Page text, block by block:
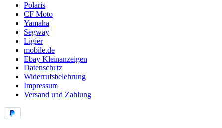
Polaris
CF Moto
Yamaha
Segway
Ligier
mobile.de
Ebay Kleinanzeigen
Datenschutz
Widerrufsbelehrung
Impressum
Versand und Zahlung